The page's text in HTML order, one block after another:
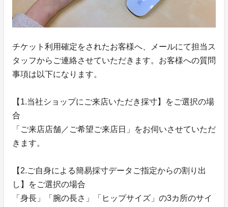
チケット利用確定をされたお客様へ、メールにて担当ス
タッフからご連絡させていただきます。お客様への質問
事項は以下になります。
【1.当社ショップにご来店いただき採寸】をご選択の場
合
「ご来店店舗／ご希望ご来店日」をお伺いさせていただ
きます。
【2.ご自身による簡易採寸データご指定からの割り出
し】をご選択の場合
「身長」「腕の長さ」「ヒップサイズ」の3カ所のサイ